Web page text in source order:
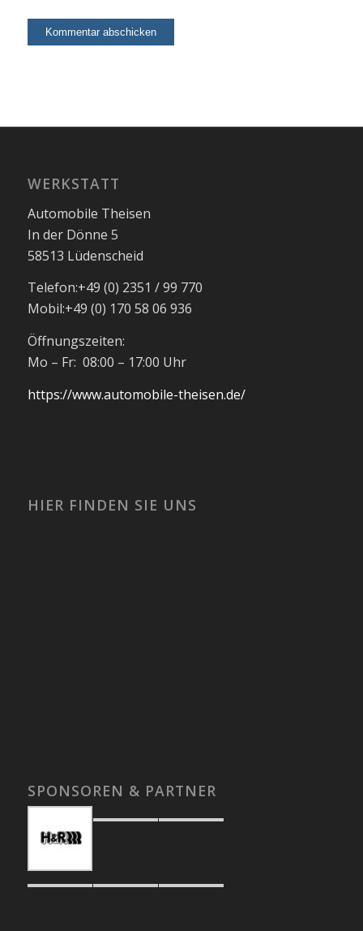
WERKSTATT
Automobile Theisen
In der Dönne 5
58513 Lüdenscheid
Telefon:+49 (0) 2351 / 99 770
Mobil:+49 (0) 170 58 06 936
Öffnungszeiten:
Mo – Fr: 08:00 – 17:00 Uhr
https://www.automobile-theisen.de/
HIER FINDEN SIE UNS
SPONSOREN & PARTNER